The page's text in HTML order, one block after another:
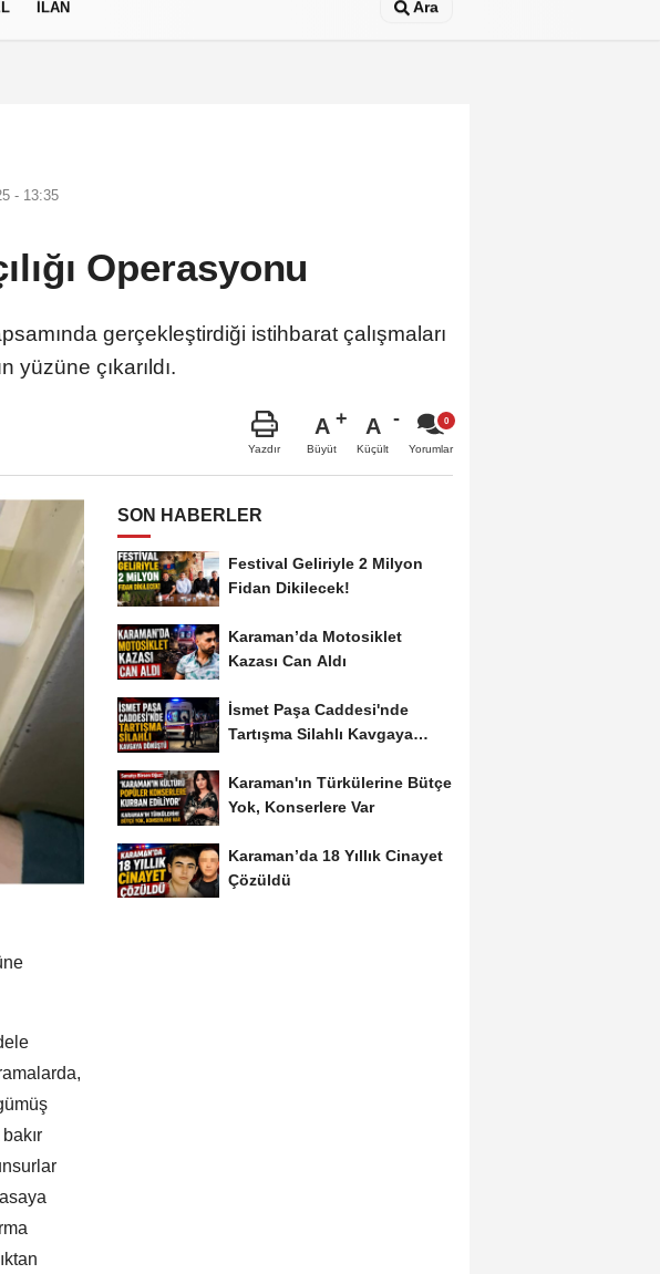
İLAN Ara
- 13:35
Operasyonu
gerçekleştirdiği istihbarat çalışmaları
yüzüne çıkarıldı.
Yazdır
A
Büyüt
A
Küçült Yorumlar
SON HABERLER
Festival Geliriyle 2 Milyon
Fidan Dikilecek!
Karaman’da Motosiklet
Kazası Can Aldı
İsmet Paşa Caddesi'nde
Tartışma Silahlı Kavgaya
Karaman'ın Türkülerine Bütçe
Yok, Konserlere Var
Karaman’da 18 Yıllık Cinayet
Çözüldü